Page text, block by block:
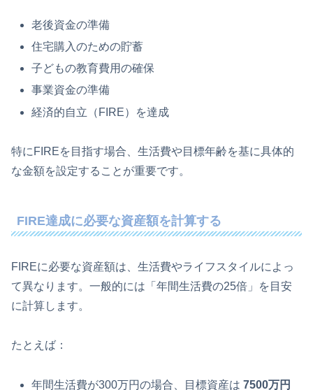
老後資金の準備
住宅購入のための貯蓄
子どもの教育費用の確保
事業資金の準備
経済的自立（FIRE）を達成
特にFIREを目指す場合、生活費や目標年齢を基に具体的
な金額を設定することが重要です。
FIRE達成に必要な資産額を計算する
FIREに必要な資産額は、生活費やライフスタイルによっ
て異なります。一般的には「年間生活費の25倍」を目安
に計算します。
たとえば：
年間生活費が300万円の場合、目標資産は7500万円